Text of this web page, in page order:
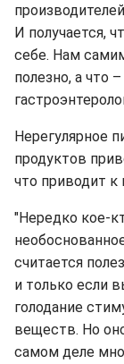
И получается,
себе. Нам
полезно, а что
Нерегулярное
продуктов
что приводит к
"Нередко кое-
считается
и только если
голодание
веществ. Но
самом деле